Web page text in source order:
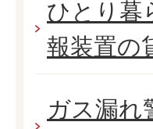
ひとり暮
報装置の
ガス漏れ